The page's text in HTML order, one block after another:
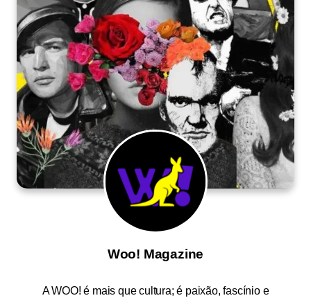
Woo! Magazine
AWOO! é mais que cultura; é paixão, fascínio e